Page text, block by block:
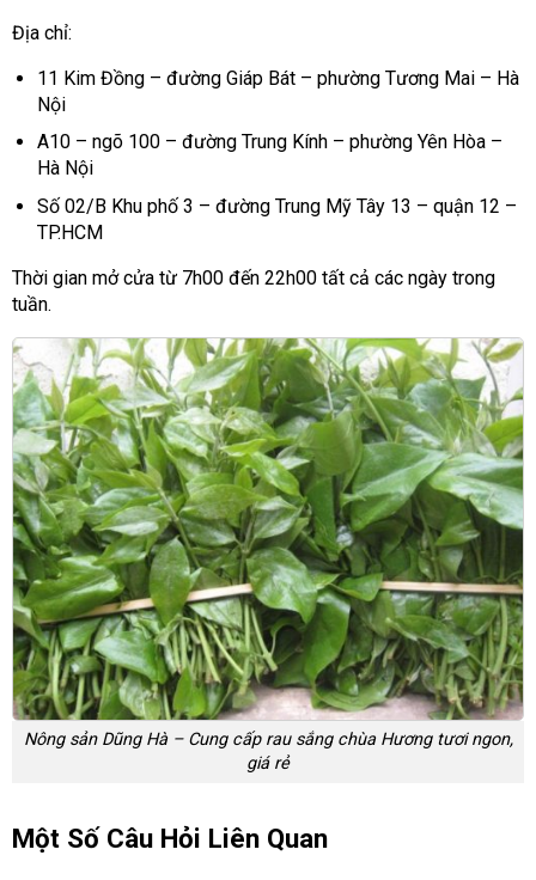
Địa chỉ:
11 Kim Đồng – đường Giáp Bát – phường Tương Mai – Hà
Nội
A10 – ngõ 100 – đường Trung Kính – phường Yên Hòa –
Hà Nội
Số 02/B Khu phố 3 – đường Trung Mỹ Tây 13 – quận 12 –
TP.HCM
Thời gian mở cửa từ 7h00 đến 22h00 tất cả các ngày trong
tuần.
Nông sản Dũng Hà – Cung cấp rau sắng chùa Hương tươi ngon,
giá rẻ
Một Số Câu Hỏi Liên Quan